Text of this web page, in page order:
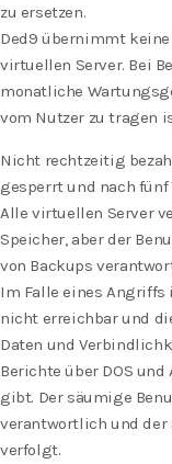
zu ersetzen.
Ded9 übernimmt
virtuellen Server. Bei
monatliche
vom Nutzer zu tragen
Nicht rechtzeitig
gesperrt und nach fünf
Alle virtuellen Server
Speicher, aber der
von Backups
Im Falle eines Angriffs
nicht erreichbar und
Daten und
Berichte über DOS
gibt. Der säumige
verantwortlich und der
verfolgt.